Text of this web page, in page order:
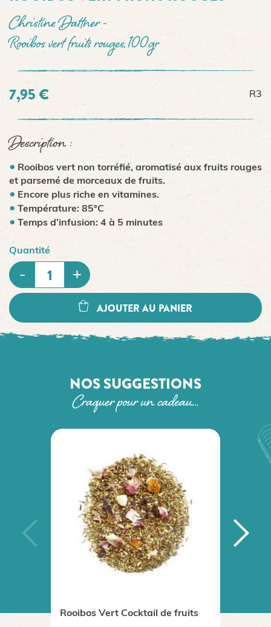
Christine Dattner -
Rooibos vert fruits rouges, 100gr
7,95 € R3
Description :
Rooibos vert non torréfié, aromatisé aux fruits rouges
et parsemé de morceaux de fruits.
Encore plus riche en vitamines.
Température: 85°C
Temps d’infusion: 4 à 5 minutes
Quantité
AJOUTER AU PANIER
NOS SUGGESTIONS
Craquer pour un cadeau…
Rooibos Vert Cocktail de fruits